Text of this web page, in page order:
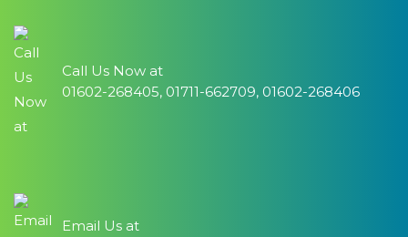
Call Us Now at
01602-268405, 01711-662709, 01602-268406
Email Us at